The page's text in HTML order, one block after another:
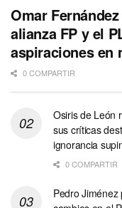
Omar
alianza FP y el
aspiraciones en
0 COMPARTIR
Osiris de León
sus críticas
ignorancia
0 COMPARTIR
Pedro